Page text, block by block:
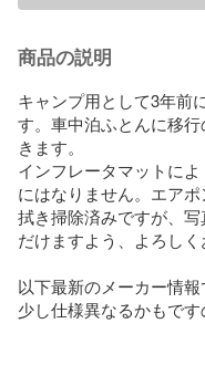
商品の説明
キャンプ用として3年前
す。車中泊ふとんに移
きます。
インフレータマットに
にはなりません。エアポ
拭き掃除済みですが、
だけますよう、よろしく
以下最新のメーカー情
少し仕様異なるかもです